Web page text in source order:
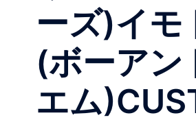
ーズ)イ
(ボーアン
エム